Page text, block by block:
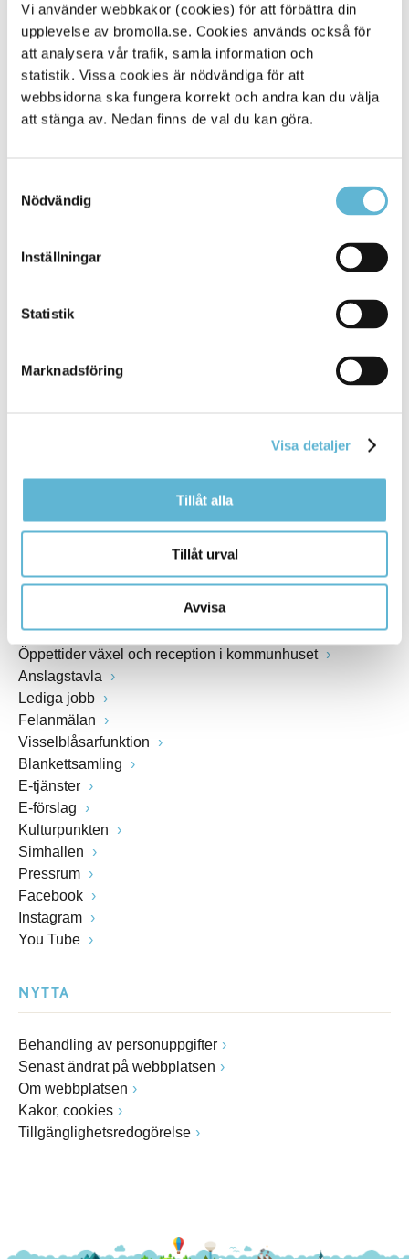
Vi använder webbkakor (cookies) för att förbättra din
upplevelse av bromolla.se. Cookies används också för
att analysera vår trafik, samla information och
statistik. Vissa cookies är nödvändiga för att
webbsidorna ska fungera korrekt och andra kan du välja
att stänga av. Nedan finns de val du kan göra.
Nödvändig
Inställningar
Statistik
Marknadsföring
Visa detaljer
Tillåt alla
Tillåt urval
Avvisa
Alla platser
KONTAKT
Besöksadress
Box 18, 295 21 Bromölla
Fax: 0456-82 22 00
Öppettider växel och reception i kommunhuset
Anslagstavla
Lediga jobb
Felanmälan
Visselblåsarfunktion
Blankettsamling
E-tjänster
E-förslag
Kulturpunkten
Simhallen
Pressrum
Facebook
Instagram
You Tube
NYTTA
Behandling av personuppgifter
Senast ändrat på webbplatsen
Om webbplatsen
Kakor, cookies
Tillgänglighetsredogörelse